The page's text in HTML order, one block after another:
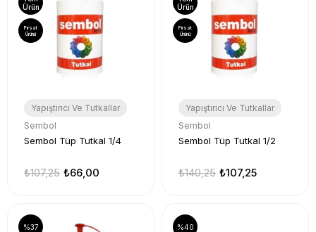
Yapıştırıcı Ve Tutkallar
Sembol
Sembol Tüp Tutkal 1/4
₺66,00
₺107,25
Ürün
Fırsat
Ürünü
Yapıştırıcı Ve Tutkallar
Sembol
Sembol Tüp Tutkal 1/2
₺107,25
₺140,25
Ürün
Fırsat
Ürünü
%37 %40